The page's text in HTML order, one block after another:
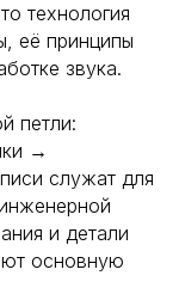
технология
её принципы
звука.
петли:
→
служат для
и детали
основную